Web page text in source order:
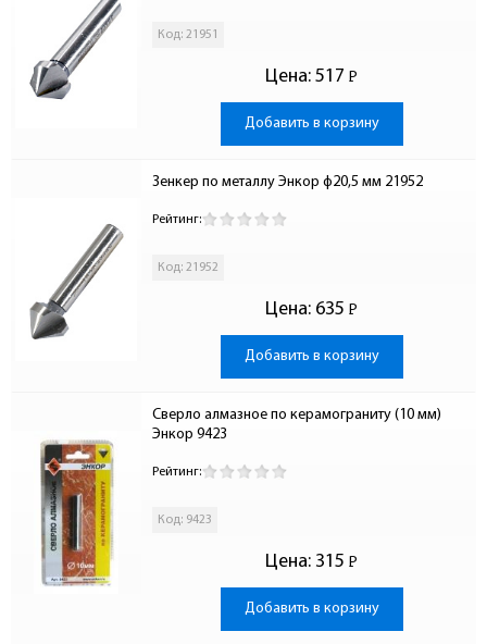
Код: 21951
Цена: 517 Р
-
Добавить в корзину
Зенкер по металлу Энкор ф20,5 мм 21952
Рейтинг:
Код: 21952
Цена: 635 Р
-
Добавить в корзину
Сверло алмазное по керамограниту (10 мм)
Энкор 9423
Рейтинг:
Код: 9423
Цена: 315 Р
-
Добавить в корзину